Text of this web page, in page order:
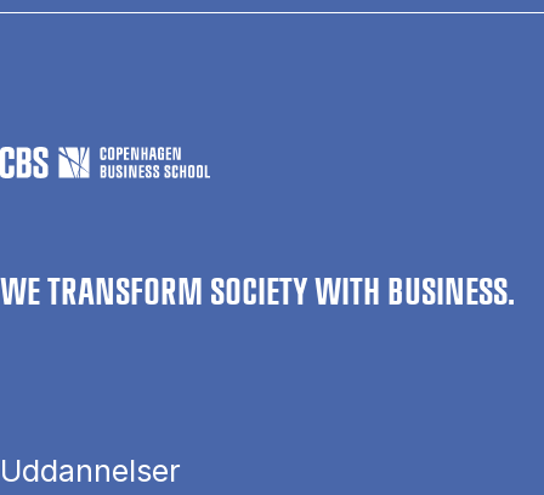
WE TRANSFORM SOCIETY WITH BUSINESS.
Uddannelser